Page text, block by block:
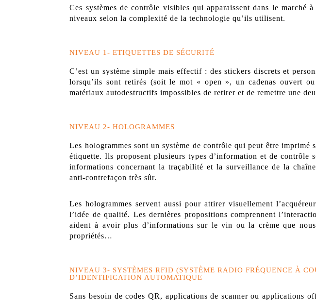
Ces systèmes de contrôle visibles qui apparaissent dans le marché
niveaux selon la complexité de la technologie qu’ils utilisent.
NIVEAU 1- ETIQUETTES DE SÉCURITÉ
C’est un système simple mais effectif : des stickers discrets et
lorsqu’ils sont retirés (soit le mot « open », un cadenas ouvert
matériaux autodestructifs impossibles de retirer et de remettre une
NIVEAU 2- HOLOGRAMMES
Les hologrammes sont un système de contrôle qui peut être imprimé
étiquette. Ils proposent plusieurs types d’information et de contrôle
informations concernant la traçabilité et la surveillance de la
anti-contrefaçon très sûr.
Les hologrammes servent aussi pour attirer visuellement
l’idée de qualité. Les dernières propositions comprennent
aident à avoir plus d’informations sur le vin ou la crème que
propriétés…
NIVEAU 3- SYSTÈMES RFID (SYSTÈME RADIO FRÉQUENCE À
D’IDENTIFICATION AUTOMATIQUE
Sans besoin de codes QR, applications de scanner ou applications